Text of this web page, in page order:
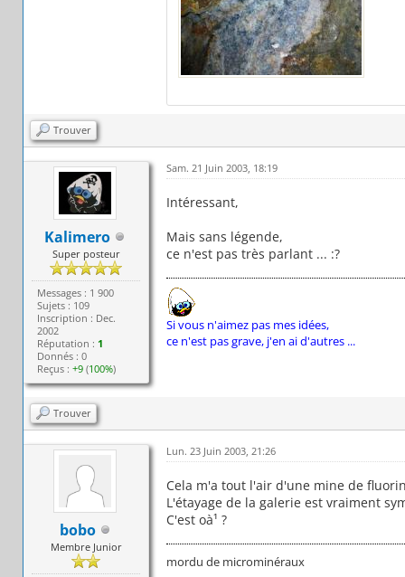
Trouver
Kalimero
Super posteur
Messages : 1 900
Sujets : 109
Inscription : Dec.
2002
Réputation : 1
Donnés : 0
Reçus :+9 (100%)
Sam. 21 Juin 2003, 18:19
Intéressant,
Mais sans légende,
ce n'est pas très parlant ... :?
Si vous n'aimez pas mes idées,
ce n'est pas grave, j'en ai d'autres ...
Trouver
bobo
Membre Junior
Lun. 23 Juin 2003, 21:26
Cela m'a tout l'air d'une mine de
L'étayage de la galerie est vraiment
C'est oà¹ ?
mordu de microminéraux